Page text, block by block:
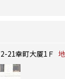
21幸町大厦1Ｆ